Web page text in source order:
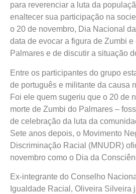
para reverenciar a luta da
enaltecer sua participação na
o 20 de novembro, Dia Nacional
data de evocar a figura de Zumbi e
Palmares e de discutir a situação
Entre os participantes do grupo
de português e militante da causa
Foi ele quem sugeriu que o 20 de
morte de Zumbi do Palmares –
de celebração da luta da
Sete anos depois, o Movimento
Discriminação Racial (MNUDR)
novembro como o Dia da
Ex-integrante do Conselho
Igualdade Racial, Oliveira Silveira